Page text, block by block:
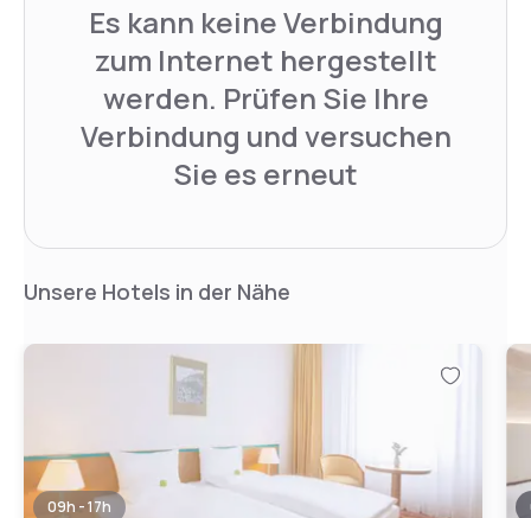
Es kann keine Verbindung
zum Internet hergestellt
werden. Prüfen Sie Ihre
Verbindung und versuchen
Sie es erneut
Unsere Hotels in der Nähe
09h - 17h